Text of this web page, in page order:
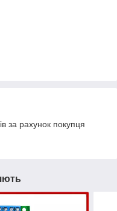
за рахунок покупця